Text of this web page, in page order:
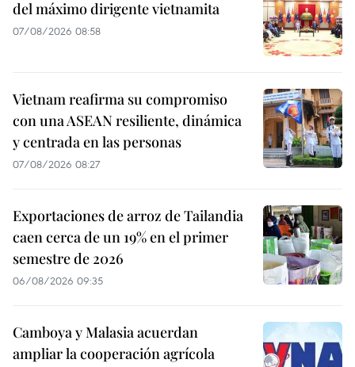
del máximo dirigente vietnamita
07/08/2026 08:58
Vietnam reafirma su compromiso
con una ASEAN resiliente, dinámica
y centrada en las personas
07/08/2026 08:27
Exportaciones de arroz de Tailandia
caen cerca de un 19% en el primer
semestre de 2026
06/08/2026 09:35
Camboya y Malasia acuerdan
ampliar la cooperación agrícola